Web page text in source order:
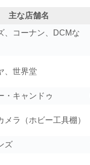
主な店舗名
、コーナン、DCMな
、世界堂
・キャンドゥ
メラ（ホビー工具棚）
ズ